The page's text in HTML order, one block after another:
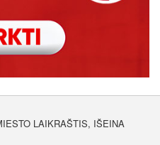
LAIKRAŠTIS, IŠEINA